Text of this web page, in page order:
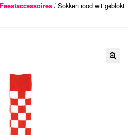
Feestaccessoires/ Sokken rood wit geblokt